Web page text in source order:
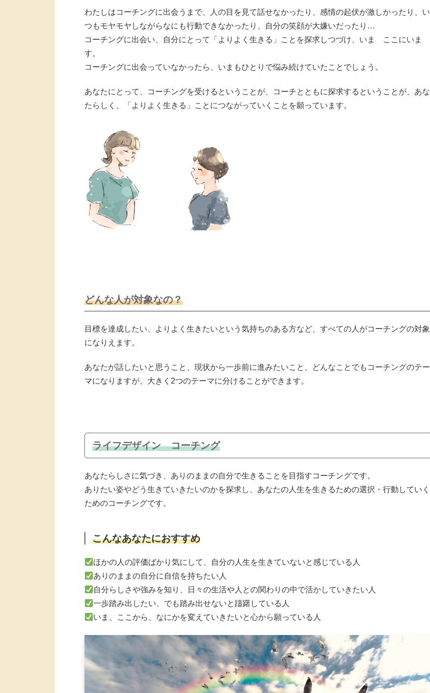
わたしはコーチングに出会うまで、人の目を見て話せなかったり、感情の起伏が激しかったり、い
つもモヤモヤしながらなにも行動できなかったり、自分の笑顔が大嫌いだったり…
コーチングに出会い、自分にとって「よりよく生きる」ことを探求しつづけ、いま ここにいま
す。
コーチングに出会っていなかったら、いまもひとりで悩み続けていたことでしょう。
あなたにとって、コーチングを受けるということが、コーチとともに探求するということが、あな
たらしく、「よりよく生きる」ことにつながっていくことを願っています。
どんな人が対象なの？
目標を達成したい、よりよく生きたいという気持ちのある方など、すべての人がコーチングの対象
になりえます。
あなたが話したいと思うこと、現状から一歩前に進みたいこと、どんなことでもコーチングのテー
マになりますが、大きく2つのテーマに分けることができます。
ライフデザイン コーチング
あなたらしさに気づき、ありのままの自分で生きることを目指すコーチングです。
ありたい姿やどう生きていきたいのかを探求し、あなたの人生を生きるための選択・行動していく
ためのコーチングです。
こんなあなたにおすすめ
ほかの人の評価ばかり気にして、自分の人生を生きていないと感じている人
ありのままの自分に自信を持ちたい人
自分らしさや強みを知り、日々の生活や人との関わりの中で活かしていきたい人
一歩踏み出したい、でも踏み出せないと躊躇している人
いま、ここから、なにかを変えていきたいと心から願っている人